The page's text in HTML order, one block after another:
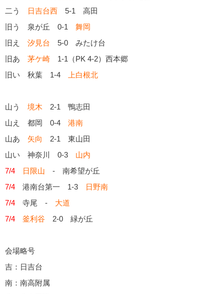
二う
日吉台西 5-1 高田
旧う 泉が丘 0-1 舞岡
旧え 汐見台 5-0 みたけ台
旧あ 茅ケ崎 1-1（PK 4-2）西本郷
旧い 秋葉 1-4
上白根北
山う 境木 2-1 鴨志田
山え 都岡 0-4 港南
山あ 矢向
2-1 東山田
山い 神奈川 0-3 山内
7/4
日限山 - 南希望が丘
7/4 港南台第一 1-3
日野南
7/4 寺尾 - 大道
7/4
釜利谷 2-0 緑が丘
会場略号
吉：日吉台
南：南高附属